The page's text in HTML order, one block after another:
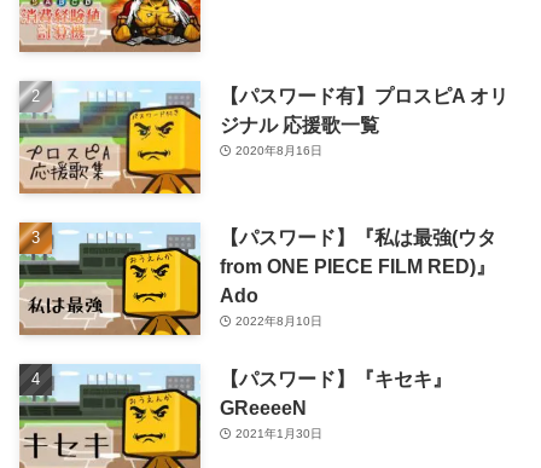
【パスワード有】プロスピA オリ
ジナル 応援歌一覧
2020年8月16日
【パスワード】『私は最強(ウタ
from ONE PIECE FILM RED)』
Ado
2022年8月10日
【パスワード】『キセキ』
GReeeeN
2021年1月30日